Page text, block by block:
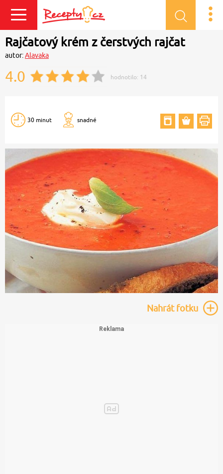
Přihlásit se
Rajčatový krém z čerstvých rajčat
autor:Alavaka
4.0 hodnotilo: 14
30 minut snadné
Nahrátfotku